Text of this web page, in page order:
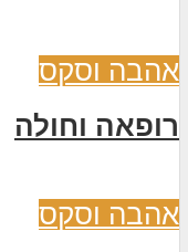
אהבה וסקס
רופאה וחולה
אהבה וסקס